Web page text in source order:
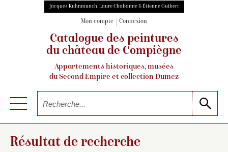
Jacques Kuhnmunch, Laure Chabanne & Étienne Guibert
Mon compte Connexion
Catalogue des peintures
du château de Compiègne
Appartements historiques, musées
du Second Empire et collection Dumez
Résultat de recherche